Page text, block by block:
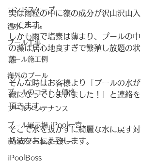
ランドスケープ
温水プール
プール工事
プール施工例
海外のプール
プールのコストと価格
プールメンテナンス
プール展示場 iPool一宮
iPoolプールオーナー
iPoolBoss
実は雨粒の中に藻の成分が沢山沢山入
ってます。
しかも雨で塩素は薄まり、プールの中
の藻は居心地良すぎで繁殖し放題の状
態
そんな時はお客様より「プールの水が
緑になってしまいました！」と連絡を
頂きます。
そこで水を抜かずに綺麗な水に戻す対
処法をお伝え致します。